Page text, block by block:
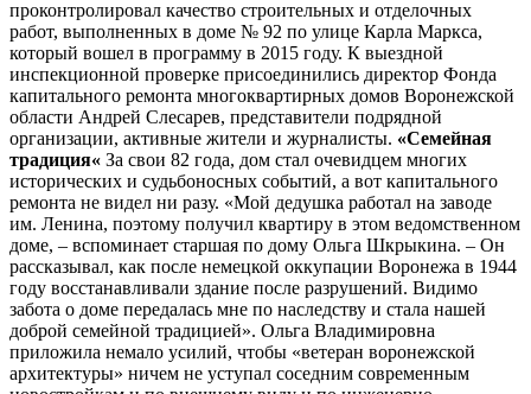
проконтролировал качество строительных и отделочных
работ, выполненных в доме № 92 по улице Карла Маркса,
который вошел в программу в 2015 году. К выездной
инспекционной проверке присоединились директор Фонда
капитального ремонта многоквартирных домов Воронежской
области Андрей Слесарев, представители подрядной
организации, активные жители и журналисты. «Семейная
традиция« За свои 82 года, дом стал очевидцем многих
исторических и судьбоносных событий, а вот капитального
ремонта не видел ни разу. «Мой дедушка работал на заводе
им. Ленина, поэтому получил квартиру в этом ведомственном
доме, – вспоминает старшая по дому Ольга Шкрыкина. – Он
рассказывал, как после немецкой оккупации Воронежа в 1944
году восстанавливали здание после разрушений. Видимо
забота о доме передалась мне по наследству и стала нашей
доброй семейной традицией». Ольга Владимировна
приложила немало усилий, чтобы «ветеран воронежской
архитектуры» ничем не уступал соседним современным